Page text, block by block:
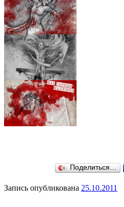
Поделиться…
Запись опубликована 25.10.2011